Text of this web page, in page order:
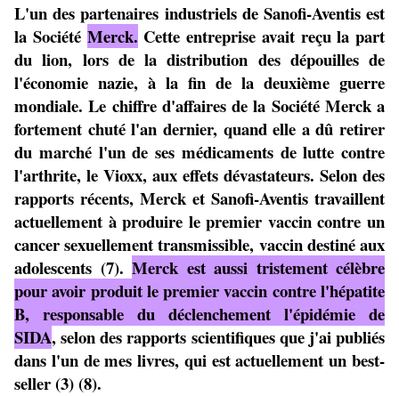
L'un des partenaires industriels de Sanofi-Aventis est
la Société Merck. Cette entreprise avait reçu la part
du lion, lors de la distribution des dépouilles de
l'économie nazie, à la fin de la deuxième guerre
mondiale. Le chiffre d'affaires de la Société Merck a
fortement chuté l'an dernier, quand elle a dû retirer
du marché l'un de ses médicaments de lutte contre
l'arthrite, le Vioxx, aux effets dévastateurs. Selon des
rapports récents, Merck et Sanofi-Aventis travaillent
actuellement à produire le premier vaccin contre un
cancer sexuellement transmissible, vaccin destiné aux
adolescents (7). Merck est aussi tristement célèbre
pour avoir produit le premier vaccin contre l'hépatite
B, responsable du déclenchement l'épidémie de
SIDA, selon des rapports scientifiques que j'ai publiés
dans l'un de mes livres, qui est actuellement un best-
seller (3) (8).